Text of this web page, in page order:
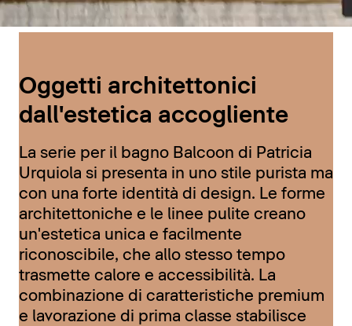
Oggetti architettonici
dall'estetica accogliente
La serie per il bagno Balcoon di Patricia
Urquiola si presenta in uno stile purista ma
con una forte identità di design. Le forme
architettoniche e le linee pulite creano
un'estetica unica e facilmente
riconoscibile, che allo stesso tempo
trasmette calore e accessibilità. La
combinazione di caratteristiche premium
e lavorazione di prima classe stabilisce